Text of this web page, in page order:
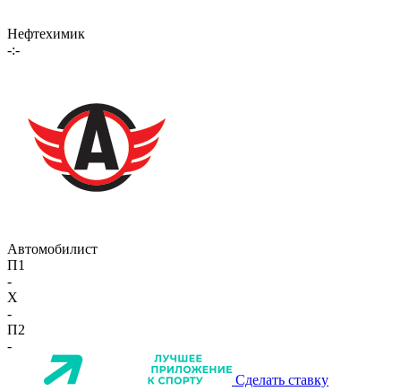
Нефтехимик
-:-
Автомобилист
П1
-
X
-
П2
-
Сделать ставку